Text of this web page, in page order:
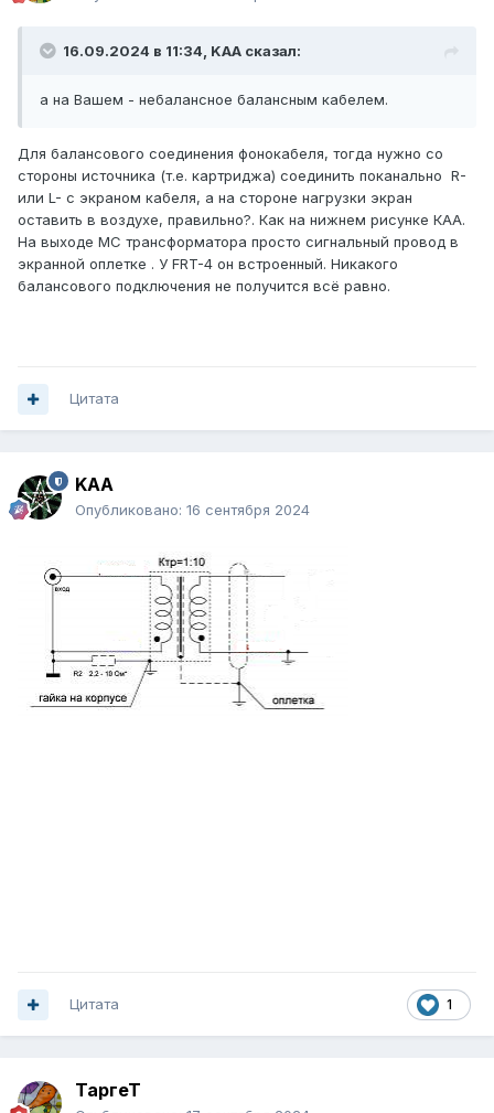
16.09.2024 в 11:34, KAA сказал:
а на Вашем - небалансное балансным кабелем.
Для балансового соединения фонокабеля, тогда нужно со
стороны источника (т.е. картриджа) соединить поканально R-
или L- с экраном кабеля, а на стороне нагрузки экран
оставить в воздухе, правильно?. Как на нижнем рисунке КАА.
На выходе МС трансформатора просто сигнальный провод в
экранной оплетке . У FRT-4 он встроенный. Никакого
балансового подключения не получится всё равно.
Цитата
KAA
Опубликовано: 16 сентября 2024
1
Цитата
ТаргеТ